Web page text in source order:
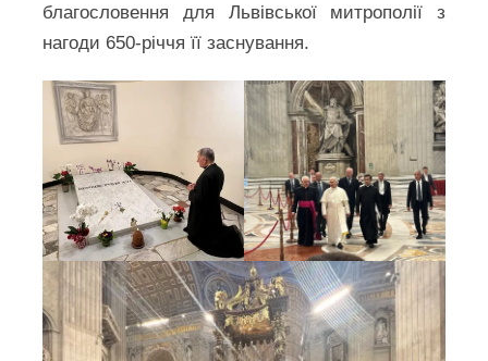
благословення для Львівської митрополії з
нагоди 650-річчя її заснування.